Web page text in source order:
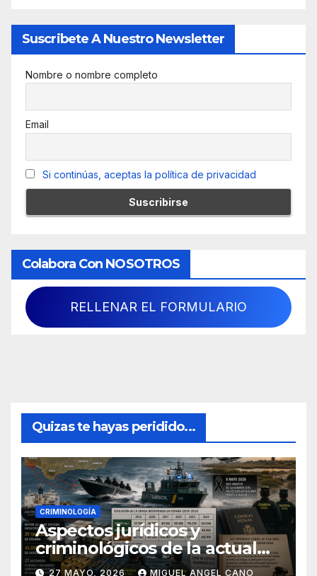
Suscribete A Nuestro Newsletter
Nombre o nombre completo
Email
Si continúas, aceptas la política de privacidad
Colabora Con NOSOTROS
RELLENAR EL FORMULARIO
Quizas te hayas peridido...
CRIMINOLOGÍA
Aspectos jurídicos y
criminológicos de la actual
lucha contra el narcotráfico
27 MAYO, 2026 MIGUEL ANGEL CANO